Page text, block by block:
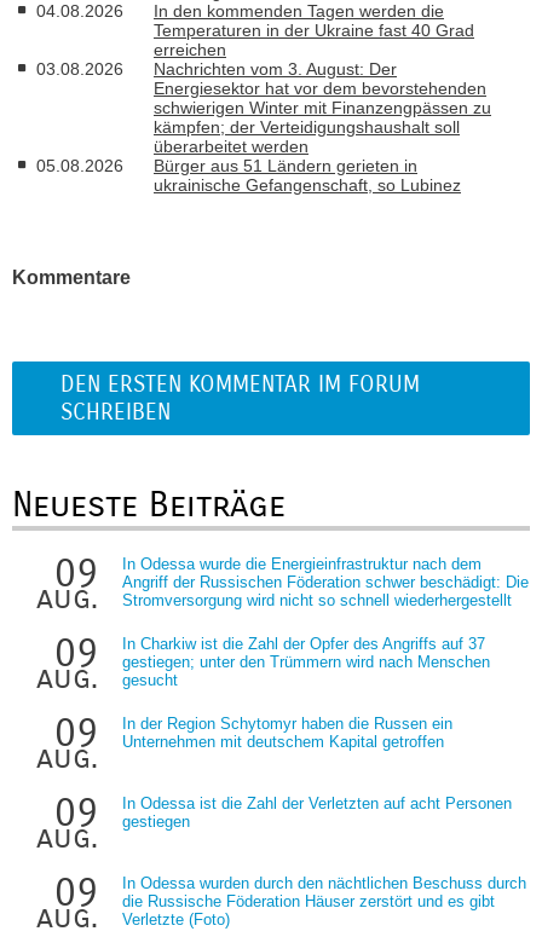
04.08.2026
In den kommenden Tagen werden die
Temperaturen in der Ukraine fast 40 Grad
erreichen
03.08.2026
Nachrichten vom 3. August: Der
Energiesektor hat vor dem bevorstehenden
schwierigen Winter mit Finanzengpässen zu
kämpfen; der Verteidigungshaushalt soll
überarbeitet werden
05.08.2026
Bürger aus 51 Ländern gerieten in
ukrainische Gefangenschaft, so Lubinez
Kommentare
DEN ERSTEN KOMMENTAR IM FORUM
SCHREIBEN
Neueste Beiträge
09
aug.
In Odessa wurde die Energieinfrastruktur nach dem
Angriff der Russischen Föderation schwer beschädigt: Die
Stromversorgung wird nicht so schnell wiederhergestellt
09
aug.
In Charkiw ist die Zahl der Opfer des Angriffs auf 37
gestiegen; unter den Trümmern wird nach Menschen
gesucht
09
aug.
In der Region Schytomyr haben die Russen ein
Unternehmen mit deutschem Kapital getroffen
09
aug.
In Odessa ist die Zahl der Verletzten auf acht Personen
gestiegen
09
aug.
In Odessa wurden durch den nächtlichen Beschuss durch
die Russische Föderation Häuser zerstört und es gibt
Verletzte (Foto)